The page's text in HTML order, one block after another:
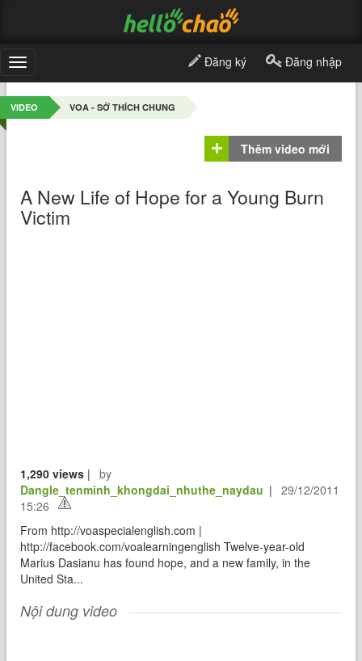
Toggle
navigation
Đăng ký Đăng nhập
VIDEO VOA - SỞ THÍCH CHUNG
Thêm video mới
A New Life of Hope for a Young Burn
Victim
1,290 views |
by
Dangle_tenminh_khongdai_nhuthe_naydau |
29/12/2011
15:26
From http://voaspecialenglish.com |
http://facebook.com/voalearningenglish Twelve-year-old
Marius Dasianu has found hope, and a new family, in the
United Sta...
Nội dung video